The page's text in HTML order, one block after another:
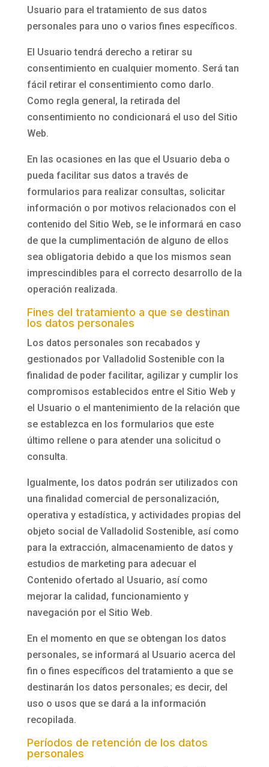
Usuario para el tratamiento de sus datos
personales para uno o varios fines específicos.
El Usuario tendrá derecho a retirar su
consentimiento en cualquier momento. Será tan
fácil retirar el consentimiento como darlo.
Como regla general, la retirada del
consentimiento no condicionará el uso del Sitio
Web.
En las ocasiones en las que el Usuario deba o
pueda facilitar sus datos a través de
formularios para realizar consultas, solicitar
información o por motivos relacionados con el
contenido del Sitio Web, se le informará en caso
de que la cumplimentación de alguno de ellos
sea obligatoria debido a que los mismos sean
imprescindibles para el correcto desarrollo de la
operación realizada.
Fines del tratamiento a que se destinan
los datos personales
Los datos personales son recabados y
gestionados por Valladolid Sosteniblecon la
finalidad de poder facilitar, agilizar y cumplir los
compromisos establecidos entre el Sitio Web y
el Usuario o el mantenimiento de la relación que
se establezca en los formularios que este
último rellene o para atender una solicitud o
consulta.
Igualmente, los datos podrán ser utilizados con
una finalidad comercial de personalización,
operativa y estadística, y actividades propias del
objeto social de Valladolid Sostenible, así como
para la extracción, almacenamiento de datos y
estudios de marketing para adecuar el
Contenido ofertado al Usuario, así como
mejorar la calidad, funcionamiento y
navegación por el Sitio Web.
En el momento en que se obtengan los datos
personales, se informará al Usuario acerca del
fin o fines específicos del tratamiento a que se
destinarán los datos personales; es decir, del
uso o usos que se dará a la información
recopilada.
Períodos de retención de los datos
personales